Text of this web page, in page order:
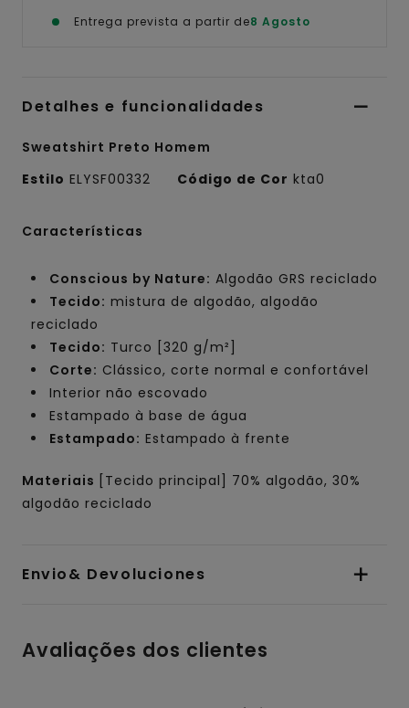
Entrega prevista a partir de8 Agosto
Detalhes e funcionalidades
Sweatshirt Preto Homem
Estilo ELYSF00332 Código de Cor kta0
Características
Conscious by Nature: Algodão GRS reciclado
Tecido: mistura de algodão, algodão
reciclado
Tecido: Turco [320 g/m²]
Corte: Clássico, corte normal e confortável
Interior não escovado
Estampado à base de água
Estampado: Estampado à frente
Materiais
[Tecido principal] 70% algodão, 30%
algodão reciclado
Envio& Devoluciones
Avaliações dos clientes